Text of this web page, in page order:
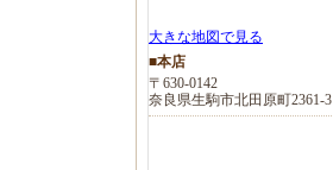
大きな地図で見る
■本店
〒630-0142
奈良県生駒市北田原町2361-3